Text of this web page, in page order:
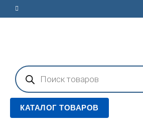
Поиск
товаров
КАТАЛОГ ТОВАРОВ